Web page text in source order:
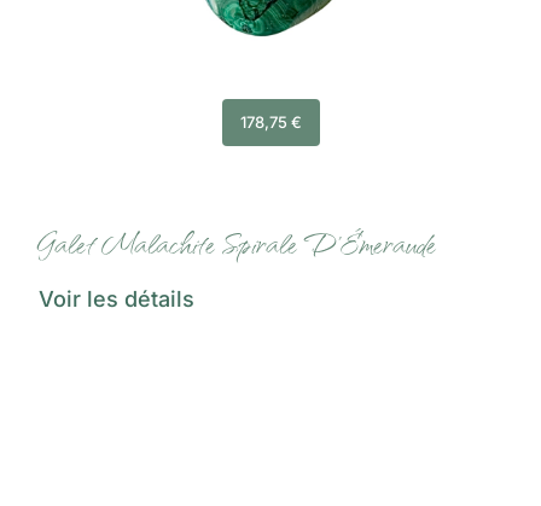
178,75 €
Galet Malachite Spirale D’Émeraude
Voir les détails